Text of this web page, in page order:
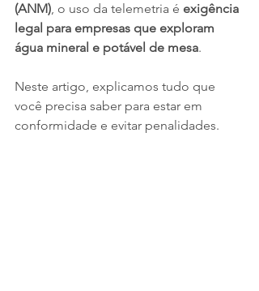
(ANM), o uso da telemetria é exigência
legal para empresas que exploram
água mineral e potável de mesa.
Neste artigo, explicamos tudo que
você precisa saber para estar em
conformidade e evitar penalidades.